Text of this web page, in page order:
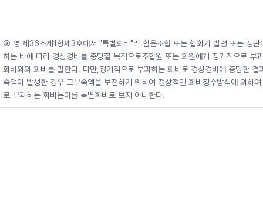
③ 영 제36조제1항제3호에서 "특별회비"라 함은조합 또는 협회가 법령 또는 정관
하는 바에 따라 경상경비를 충당할 목적으로조합원 또는 회원에게 정기적으로 부
회비외의 회비를 말한다. 다만,정기적으로 부과하는 회비로 경상경비에 충당한 결
족액이 발생한 경우 그부족액을 보전하기 위하여 정상적인 회비징수방식에 의하
로 부과하는 회비는이를 특별회비로 보지 아니한다.